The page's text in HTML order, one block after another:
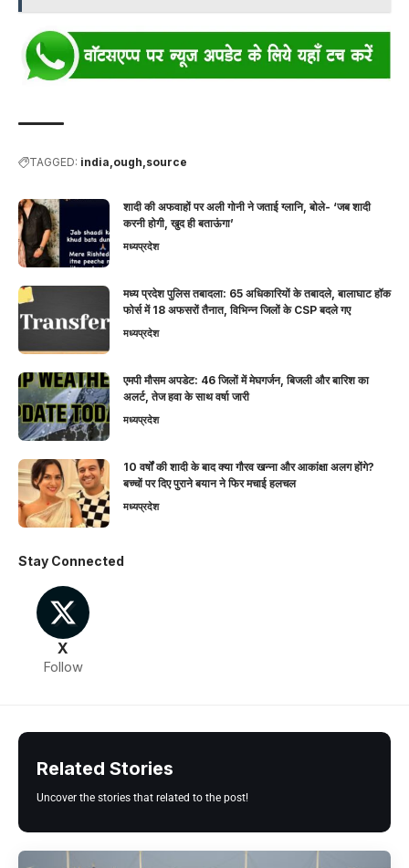
TAGGED: india ough source
शादी की अफवाहों पर अली गोनी ने जताई ग्लानि, बोले- ‘जब शादी
करनी होगी, खुद ही बताऊंगा’
मध्यप्रदेश
मध्य प्रदेश पुलिस तबादला: 65 अधिकारियों के तबादले, बालाघाट हॉक
फोर्स में 18 अफसरों तैनात, विभिन्न जिलों के CSP बदले गए
मध्यप्रदेश
एमपी मौसम अपडेट: 46 जिलों में मेघगर्जन, बिजली और बारिश का
अलर्ट, तेज हवा के साथ वर्षा जारी
मध्यप्रदेश
10 वर्षों की शादी के बाद क्या गौरव खन्ना और आकांक्षा अलग होंगे?
बच्चों पर दिए पुराने बयान ने फिर मचाई हलचल
मध्यप्रदेश
Stay Connected
X
Follow
Related Stories
Uncover the stories that related to the post!